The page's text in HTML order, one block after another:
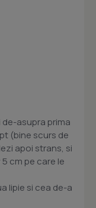
asupra prima
(bine scurs de
apoi strans, si
cm pe care le
lipie si cea de-a